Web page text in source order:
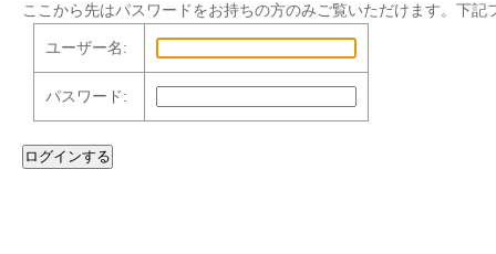
ここから先はパスワードをお持ちの方のみご覧いただけます。下
ユーザー名:
パスワード: